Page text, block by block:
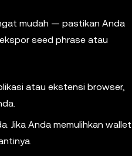
mudah — pastikan Anda
seed phrase atau
atau ekstensi browser,
Jika Anda memulihkan wallet